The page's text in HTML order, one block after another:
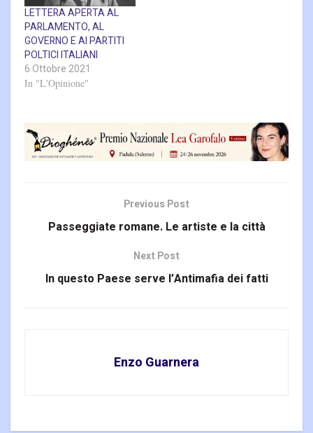
LETTERA APERTA AL
PARLAMENTO, AL
GOVERNO E AI PARTITI
POLTICI ITALIANI
6 Ottobre 2021
In "L'Opinione"
Previous Post
Passeggiate romane. Le artiste e la città
Next Post
In questo Paese serve l’Antimafia dei fatti
Enzo Guarnera